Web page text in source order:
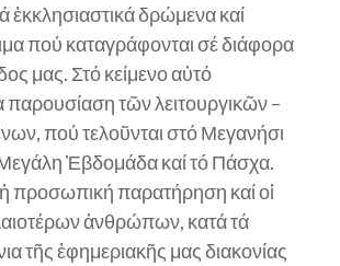
ἐκκλησιαστικά δρώμενα καί
πού καταγράφονται σέ διάφορα
μας. Στό κείμενο αὐτό
παρουσίαση τῶν λειτουργικῶν –
πού τελοῦνται στό Μεγανήσι
Ἐβδομάδα καί τό Πάσχα.
προσωπική παρατήρηση καί οἱ
ἀνθρώπων, κατά τά
τῆς ἐφημεριακῆς μας διακονίας